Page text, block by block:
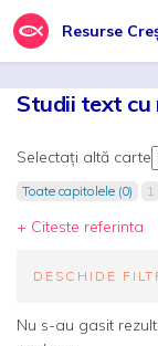
Resurse
Studii text cu
Selectați altă carte
Toate capitolele (0) 1
+ Citeste referinta
DESCHIDE
Nu s-au gasit